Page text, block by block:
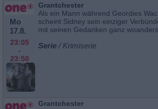
Mo
17.8.
23:05
-
23:50
Grantchester
Als ein Mann während Geordies
scheint Sidney sein einziger
mit seinen Gedanken ganz
Serie / Krimiserie
Grantchester